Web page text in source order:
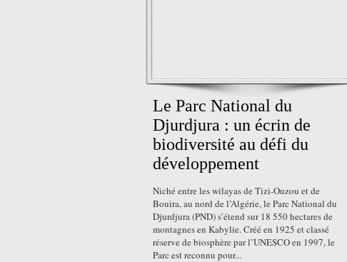
Le Parc National du
Djurdjura : un écrin de
biodiversité au défi du
développement
Niché entre les wilayas de Tizi-Ouzou et de
Bouira, au nord de l’Algérie, le Parc National du
Djurdjura (PND) s’étend sur 18 550 hectares de
montagnes en Kabylie. Créé en 1925 et classé
réserve de biosphère par l’UNESCO en 1997, le
Parc est reconnu pour...